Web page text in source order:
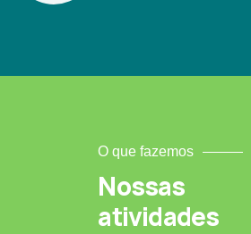
O que fazemos
Nossas
atividades